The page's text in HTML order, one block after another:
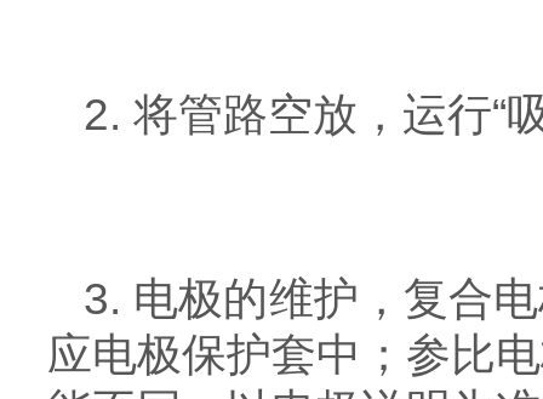
2. 将管路空放，运行“
3. 电极的维护，复合
应电极保护套中；参比